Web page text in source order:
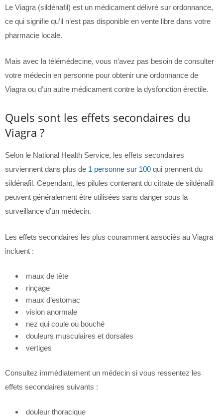
Le Viagra (sildénafil) est un médicament délivré sur ordonnance,
ce qui signifie qu’il n’est pas disponible en vente libre dans votre
pharmacie locale.
Mais avec la télémédecine, vous n’avez pas besoin de consulter
votre médecin en personne pour obtenir une ordonnance de
Viagra ou d’un autre médicament contre la dysfonction érectile.
Quels sont les effets secondaires du
Viagra ?
Selon le National Health Service, les effets secondaires
surviennent dans plus de 1 personne sur 100 qui prennent du
sildénafil. Cependant, les pilules contenant du citrate de sildénafil
peuvent généralement être utilisées sans danger sous la
surveillance d’un médecin.
Les effets secondaires les plus couramment associés au Viagra
incluent :
maux de tête
rinçage
maux d’estomac
vision anormale
nez qui coule ou bouché
douleurs musculaires et dorsales
vertiges
Consultez immédiatement un médecin si vous ressentez les
effets secondaires suivants :
douleur thoracique